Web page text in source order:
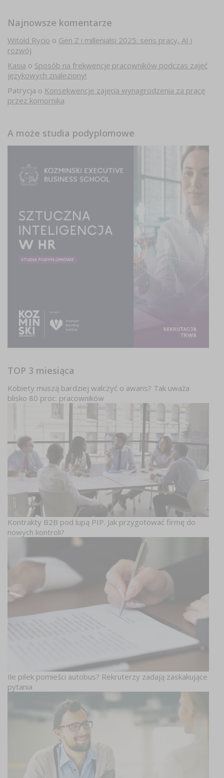
Najnowsze komentarze
Witold Rycio o Gen Z i millenialsi 2025: sens pracy, AI i
rozwój
Kasia o Sposób na frekwencję pracowników podczas zajęć
językowych znaleziony!
Patrycja o Konsekwencje zajęcia wynagrodzenia za pracę
przez komornika
A może studia podyplomowe
TOP 3 miesiąca
Kobiety muszą bardziej walczyć o awans? Tak uważa
blisko 80 proc. pracowników
Kontrakty B2B pod lupą PIP. Jak przygotować firmę do
nowych kontroli?
Ile piłek pomieści autobus? Rekruterzy zadają zaskakujące
pytania